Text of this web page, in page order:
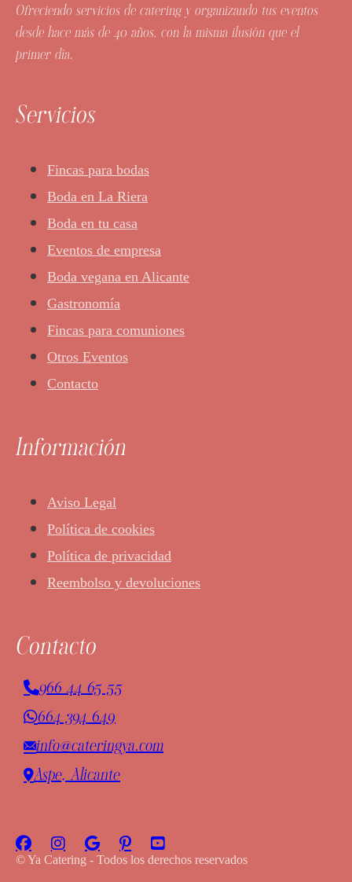
Ofreciendo servicios de catering y organizando tus eventos
desde hace más de 40 años, con la misma ilusión que el
primer día.
Servicios
Fincas para bodas
Boda en La Riera
Boda en tu casa
Eventos de empresa
Boda vegana en Alicante
Gastronomía
Fincas para comuniones
Otros Eventos
Contacto
Información
Aviso Legal
Política de cookies
Política de privacidad
Reembolso y devoluciones
Contacto
966 44 65 55
664 394 649
info@cateringya.com
Aspe, Alicante
© Ya Catering - Todos los derechos reservados